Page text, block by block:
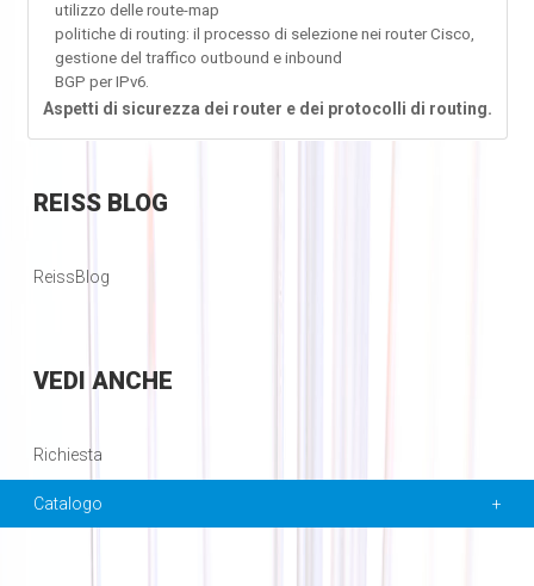
utilizzo delle route-map
politiche di routing: il processo di selezione nei router Cisco,
gestione del traffico outbound e inbound
BGP per IPv6.
Aspetti di sicurezza dei router e dei protocolli di routing.
REISSBLOG
ReissBlog
VEDI ANCHE
Richiesta
Catalogo